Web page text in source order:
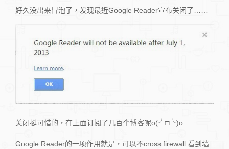
好久没出来冒泡了，发现最近Google Reader宣布关闭了……
关闭挺可惜的，在上面订阅了几百个博客呢o(╯□╰)o
Google Reader的一项作用就是，可以不cross firewall 看到墙